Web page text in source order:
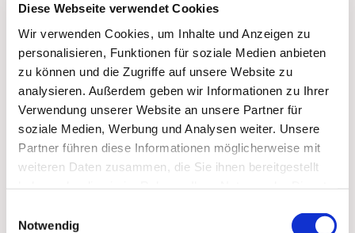
Diese Webseite verwendet Cookies
Wir verwenden Cookies, um Inhalte und Anzeigen zu
personalisieren, Funktionen für soziale Medien anbieten
zu können und die Zugriffe auf unsere Website zu
analysieren. Außerdem geben wir Informationen zu Ihrer
Verwendung unserer Website an unsere Partner für
soziale Medien, Werbung und Analysen weiter. Unsere
Partner führen diese Informationen möglicherweise mit
weiteren Daten zusammen, die Sie ihnen bereitgestellt
Notwendig
Dies könnte Sie auch
interessieren